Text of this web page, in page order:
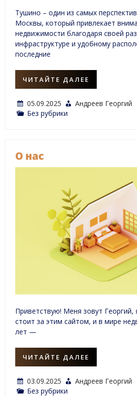
Тушино – один из самых
Москвы, который привлекает
недвижимости благодаря своей
инфраструктуре и удобному
последние
ЧИТАЙТЕ ДАЛЕЕ
05.09.2025
Андреев Георгий
Без рубрики
О нас
Приветствую! Меня зовут Георгий,
стоит за этим сайтом, и в мире
лет —
ЧИТАЙТЕ ДАЛЕЕ
03.09.2025
Андреев Георгий
Без рубрики